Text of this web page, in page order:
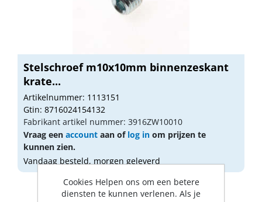
Stelschroef m10x10mm binnenzeskant
krate...
Artikelnummer: 1113151
Gtin: 8716024154132
Fabrikant artikel nummer: 3916ZW10010
Vraag een account aan of log in om prijzen te
kunnen zien.
Vandaag besteld, morgen geleverd
Cookies Helpen ons om een betere
diensten te kunnen verlenen. Als je